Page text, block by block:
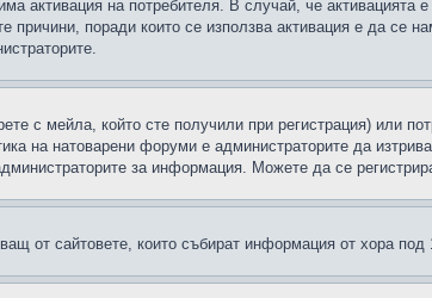
активация на потребителя. В случай, че
поради които се използва активация е да се
с мейла, който сте получили при регистрация) или
на натоварени форуми е администраторите да
за информация. Можете да се
от сайтовете, които събират информация от хора под